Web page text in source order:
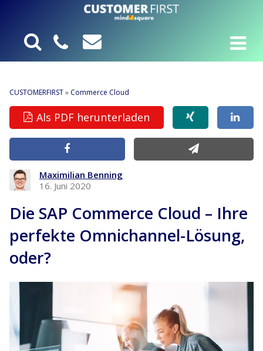
CUSTOMERFIRST» Commerce Cloud
Als PDF herunterladen
Maximilian Benning
16. Juni 2020
Die SAP Commerce Cloud – Ihre
perfekte Omnichannel-Lösung,
oder?